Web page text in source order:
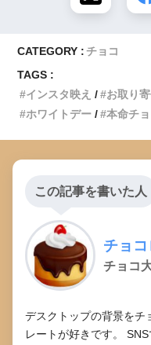
CATEGORY : チョコ
TAGS :
インスタ映え
お取り
ホワイトデー
本命チョ
この記事を書いた人
チョ
チョコ
デスクトップの背景をチ
レートが好きです。